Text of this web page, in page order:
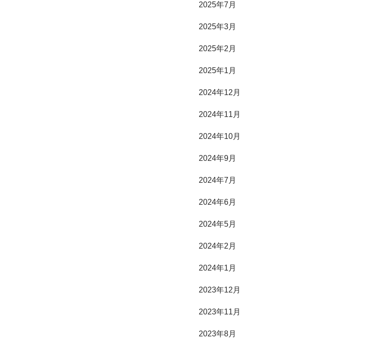
2025年7月
2025年3月
2025年2月
2025年1月
2024年12月
2024年11月
2024年10月
2024年9月
2024年7月
2024年6月
2024年5月
2024年2月
2024年1月
2023年12月
2023年11月
2023年8月